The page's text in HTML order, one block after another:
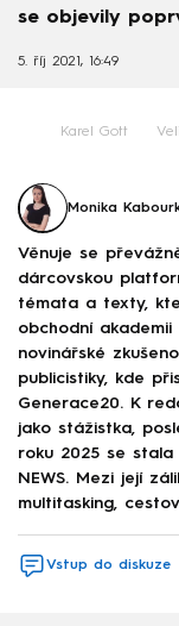
se objevily
5. říj 2021, 16:49
Karel Gott
Monika
Věnuje se
dárcovskou
témata a texty,
obchodní
novinářské
publicistiky, kde
Generace20. K
jako stážistka,
roku 2025 se stala
NEWS. Mezi její
multitasking,
Vstup do diskuze